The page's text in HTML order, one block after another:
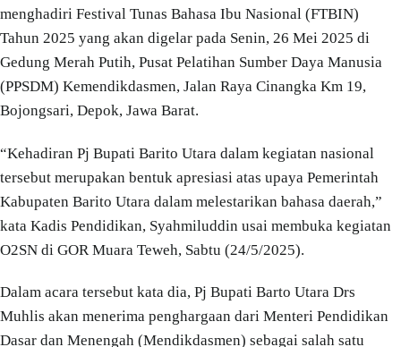
menghadiri Festival Tunas Bahasa Ibu Nasional (FTBIN)
Tahun 2025 yang akan digelar pada Senin, 26 Mei 2025 di
Gedung Merah Putih, Pusat Pelatihan Sumber Daya Manusia
(PPSDM) Kemendikdasmen, Jalan Raya Cinangka Km 19,
Bojongsari, Depok, Jawa Barat.
“Kehadiran Pj Bupati Barito Utara dalam kegiatan nasional
tersebut merupakan bentuk apresiasi atas upaya Pemerintah
Kabupaten Barito Utara dalam melestarikan bahasa daerah,”
kata Kadis Pendidikan, Syahmiluddin usai membuka kegiatan
O2SN di GOR Muara Teweh, Sabtu (24/5/2025).
Dalam acara tersebut kata dia, Pj Bupati Barto Utara Drs
Muhlis akan menerima penghargaan dari Menteri Pendidikan
Dasar dan Menengah (Mendikdasmen) sebagai salah satu